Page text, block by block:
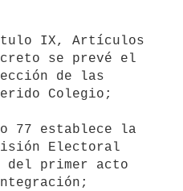
IX, Artículos
se prevé el
de las
Colegio;
establece la
Electoral
primer acto